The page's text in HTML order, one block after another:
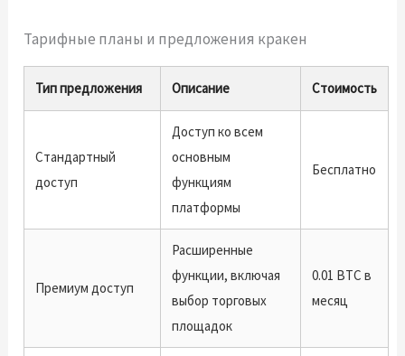
Тарифные планы и предложения кракен
Тип предложения Описание Стоимость
Стандартный
доступ
Доступ ко всем
основным
функциям
платформы
Бесплатно
Премиум доступ
Расширенные
функции, включая
выбор торговых
площадок
0.01 BTC в
месяц